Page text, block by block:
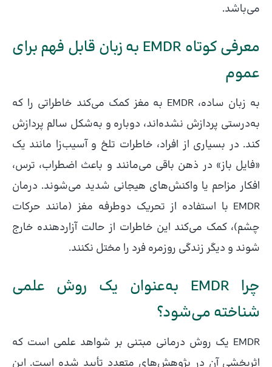
می‌باشد.
معرفی کوتاه EMDR به زبان قابل فهم برای
عموم
به زبان ساده، EMDR به مغز کمک می‌کند خاطراتی را که
به‌درستی پردازش نشده‌اند، دوباره و به‌شکل سالم پردازش
کند. در بسیاری از افراد، خاطرات تلخ و آسیب‌زا مانند یک
«فایل باز» در ذهن باقی می‌مانند و باعث اضطراب، ترس،
افکار مزاحم یا واکنش‌های هیجانی شدید می‌شوند. درمان
EMDR با استفاده از تحریک دوطرفه مغز (مانند حرکات
چشم)، کمک می‌کند این خاطرات از حالت آزاردهنده خارج
شوند و دیگر زندگی روزمره فرد را مختل نکنند.
چرا EMDR به‌عنوان یک روش علمی
شناخته می‌شود؟
EMDR یک روش درمانی مبتنی بر شواهد علمی است که
اثربخشی آن در پژوهش‌های متعدد تأیید شده است. این